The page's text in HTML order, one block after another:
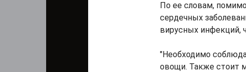
По ее словам,
сердечных
вирусных инфекций,
"Необходимо
овощи. Также стоит